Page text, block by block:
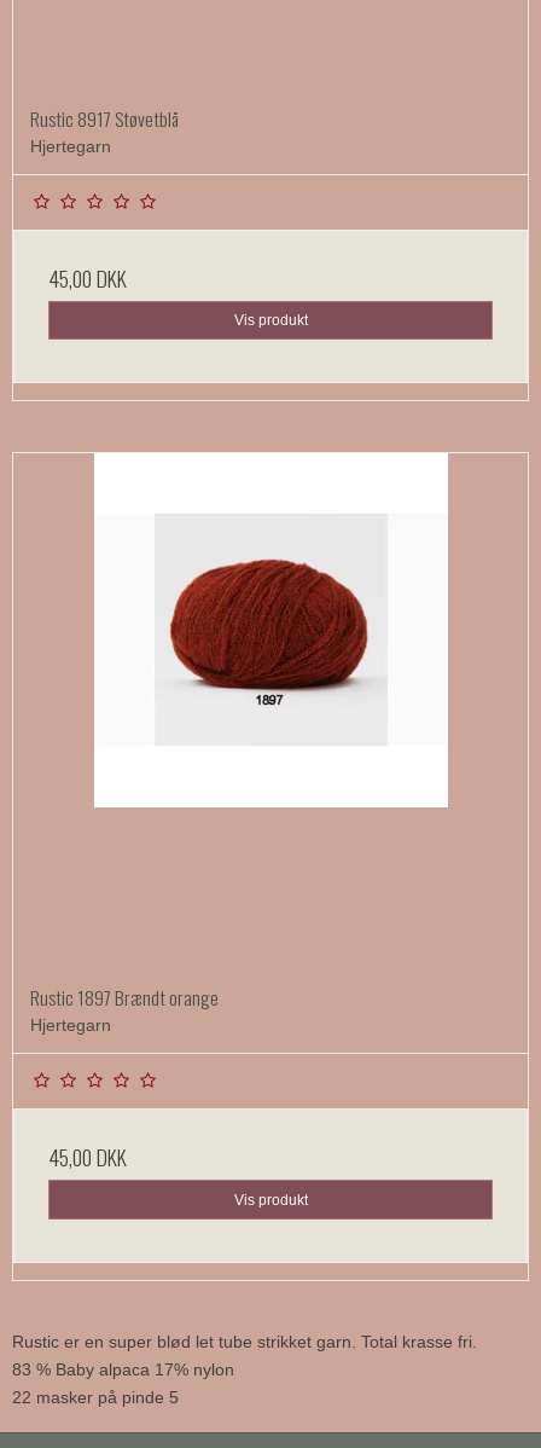
Rustic 8917 Støvetblå
Hjertegarn
45,00 DKK
Vis produkt
Rustic 1897 Brændt orange
Hjertegarn
45,00 DKK
Vis produkt
Rustic er en super blød let tube strikket garn. Total krasse fri.
83 % Baby alpaca 17% nylon
22 masker på pinde 5